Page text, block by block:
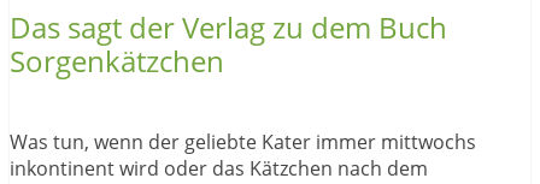
Das sagt der Verlag zu dem Buch
Sorgenkätzchen
Was tun, wenn der geliebte Kater immer mittwochs
inkontinent wird oder das Kätzchen nach dem